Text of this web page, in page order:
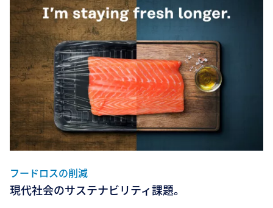
フードロスの削減
現代社会のサステナビリティ課題。